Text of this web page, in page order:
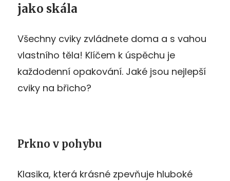
jako skála
Všechny cviky zvládnete doma a s vahou
vlastního těla! Klíčem k úspěchu je
každodenní opakování. Jaké jsou nejlepší
cviky na břicho?
Prkno v pohybu
Klasika, která krásné zpevňuje hluboké